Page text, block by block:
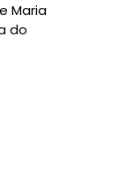
Maria
do